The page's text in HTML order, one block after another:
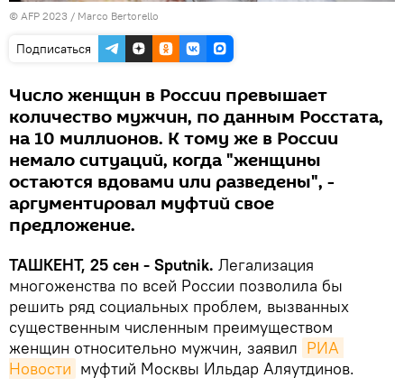
© AFP 2023 / Marco Bertorello
Подписаться
Число женщин в России превышает
количество мужчин, по данным Росстата,
на 10 миллионов. К тому же в России
немало ситуаций, когда "женщины
остаются вдовами или разведены", -
аргументировал муфтий свое
предложение.
ТАШКЕНТ, 25 сен - Sputnik. Легализация
многоженства по всей России позволила бы
решить ряд социальных проблем, вызванных
существенным численным преимуществом
женщин относительно мужчин, заявил РИА
Новости муфтий Москвы Ильдар Аляутдинов.